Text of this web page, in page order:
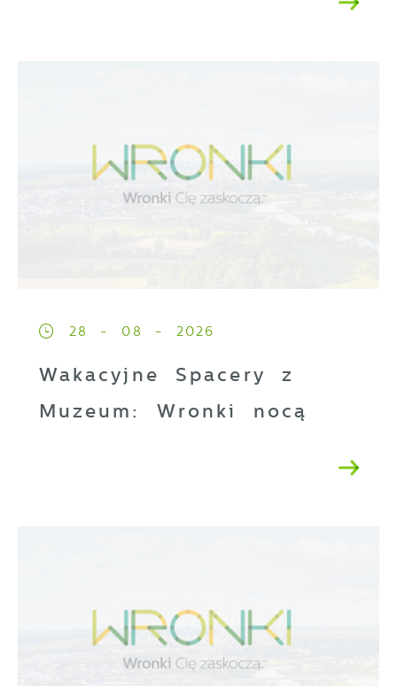
28 - 08 - 2026
Wakacyjne Spacery z
Muzeum: Wronki nocą